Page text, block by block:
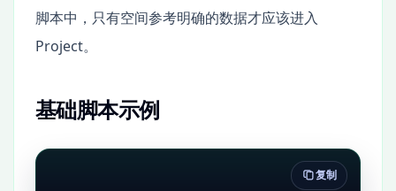
脚本中，只有空间参考明确的数据才应该进入
Project。
基础脚本示例
复制